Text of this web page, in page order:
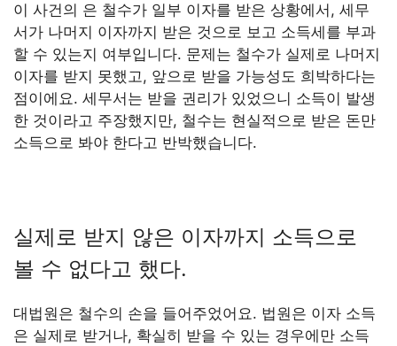
이 사건의 은 철수가 일부 이자를 받은 상황에서, 세무
서가 나머지 이자까지 받은 것으로 보고 소득세를 부과
할 수 있는지 여부입니다. 문제는 철수가 실제로 나머지
이자를 받지 못했고, 앞으로 받을 가능성도 희박하다는
점이에요. 세무서는 받을 권리가 있었으니 소득이 발생
한 것이라고 주장했지만, 철수는 현실적으로 받은 돈만
소득으로 봐야 한다고 반박했습니다.
실제로 받지 않은 이자까지 소득으로
볼 수 없다고 했다.
대법원은 철수의 손을 들어주었어요. 법원은 이자 소득
은 실제로 받거나, 확실히 받을 수 있는 경우에만 소득